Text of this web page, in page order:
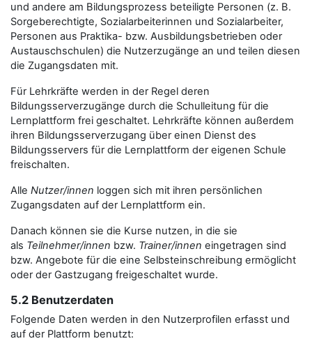
und andere am Bildungsprozess beteiligte Personen (z. B.
Sorgeberechtigte, Sozialarbeiterinnen und Sozialarbeiter,
Personen aus Praktika- bzw. Ausbildungsbetrieben oder
Austauschschulen) die Nutzerzugänge an und teilen diesen
die Zugangsdaten mit.
Für Lehrkräfte werden in der Regel deren
Bildungsserverzugänge durch die Schulleitung für die
Lernplattform frei geschaltet. Lehrkräfte können außerdem
ihren Bildungsserverzugang über einen Dienst des
Bildungsservers für die Lernplattform der eigenen Schule
freischalten.
Alle Nutzer/innen loggen sich mit ihren persönlichen
Zugangsdaten auf der Lernplattform ein.
Danach können sie die Kurse nutzen, in die sie
als Teilnehmer/innen bzw. Trainer/innen eingetragen sind
bzw. Angebote für die eine Selbsteinschreibung ermöglicht
oder der Gastzugang freigeschaltet wurde.
5.2 Benutzerdaten
Folgende Daten werden in den Nutzerprofilen erfasst und
auf der Plattform benutzt: